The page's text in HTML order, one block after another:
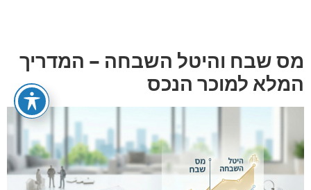
מס שבח והיטל השבחה – המדריך
המלא למוכר הנכס